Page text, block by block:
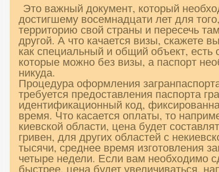
Это важный документ, который
достигшему восемнадцати лет для
территорию свой страны и пересечь
другой. А что качается визы, скажете
как специальный и общий объект, есть
которые можно без визы, а паспорт
никуда.
Процедура оформления
требуется предоставления паспорта
идентификационный код,
время. Что касается оплаты, то
киевской области, цена будет
гривен, для других областей с
тысячи, среднее время изготовления
четыре недели. Если вам необходимо
быстрее, цена будет увеличиваться,